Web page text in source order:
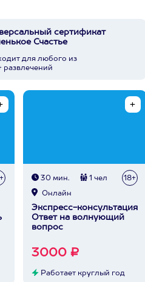
сертификат
Счастье
для любого из
развлечений
30 мин. 1 чел 18+
Онлайн
Экспресс-консультация
Ответ на волнующий
вопрос
3000 ₽
Работает круглый год